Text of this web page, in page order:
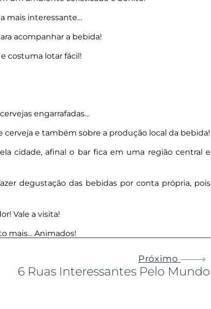
mais interessante…
acompanhar a bebida!
costuma lotar fácil!
engarrafadas…
e também sobre a produção local da bebida!
cidade, afinal o bar fica em uma região central e
degustação das bebidas por conta própria, pois
Vale a visita!
mais… Animados!
Próximo
6 Ruas Interessantes Pelo Mundo